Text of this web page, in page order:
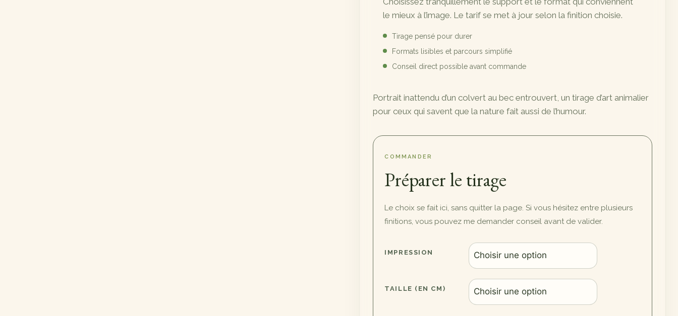
89,00 €
720,00 €
le mieux à l’image. Le tarif se met à jour selon la finition choisie.
Tirage pensé pour durer
Formats lisibles et parcours simplifié
Conseil direct possible avant commande
Portrait inattendu d’un colvert au bec entrouvert, un tirage d’art animalier
pour ceux qui savent que la nature fait aussi de l’humour.
COMMANDER
Préparer le tirage
Le choix se fait ici, sans quitter la page. Si vous hésitez entre plusieurs
finitions, vous pouvez me demander conseil avant de valider.
IMPRESSION
TAILLE (EN CM)